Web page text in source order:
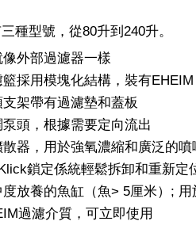
種型號，從80升到240升。
外部過濾器一樣
採用模塊化結構，裝有
架帶有過濾墊和蓋板
頭，根據需要定向流出
器，用於強氧濃縮和廣泛的
鎖定係統輕鬆拆卸和重新定
放養的魚缸（魚> 5厘米）; 用
過濾介質，可立即使用